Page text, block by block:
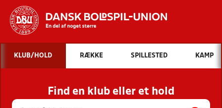
Hvad vil du søge efter?
INDHOLD OG NYHEDER
STILLINGER, RESULTATER, KLUBBER OG
HOLD
KLUB/HOLD RÆKKE SPILLESTED KAMP
Find en klub eller et hold